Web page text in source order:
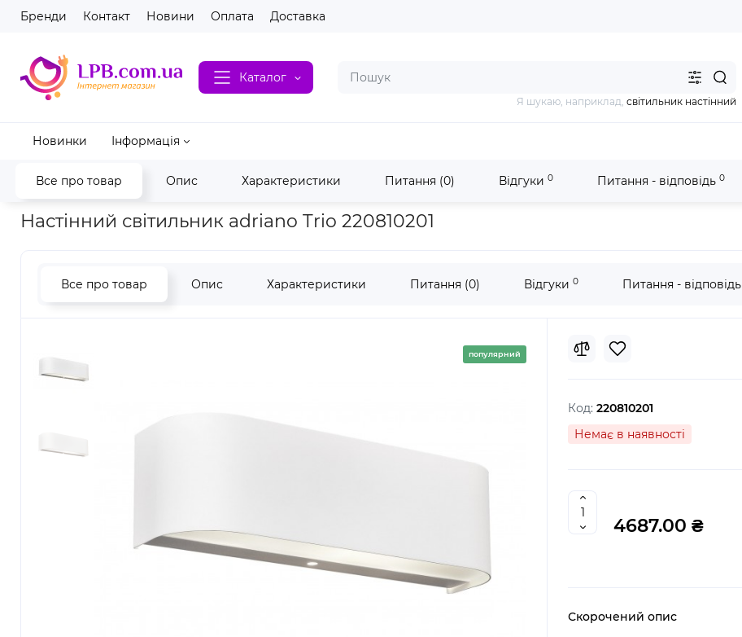
Бренди Контакт Новини Оплата Доставка
Каталог
Я шукаю, наприклад, світильник настінний
Новинки Інформація
Все про товар Опис Характеристики Питання (0) Відгуки 0 Питання - відповідь 0
Головна Люстри та світильники Бра і настінні Бра LED Настінний світильник adriano Trio 220810201
Настінний світильник adriano Trio 220810201
Все про товар Опис Характеристики Питання (0) Відгуки 0 Питання - відповідь
популярний
Код: 220810201
Немає в наявності
4687.00 ₴
Скорочений опис